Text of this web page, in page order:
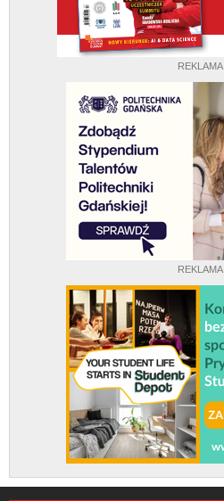
REKLAMA
REKLAMA